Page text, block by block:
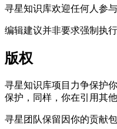
寻星知识库欢迎任何人参
编辑建议并非要求强制执
版权
寻星知识库项目力争保护
保护，同样，你在引用其
寻星团队保留因你的贡献